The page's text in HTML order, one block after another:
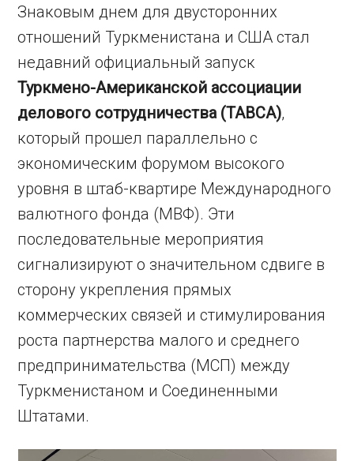
Знаковым днем для двусторонних
отношений Туркменистана и США стал
недавний официальный запуск
Туркмено-Американской ассоциации
делового сотрудничества (TABCA),
который прошел параллельно с
экономическим форумом высокого
уровня в штаб-квартире Международного
валютного фонда (МВФ). Эти
последовательные мероприятия
сигнализируют о значительном сдвиге в
сторону укрепления прямых
коммерческих связей и стимулирования
роста партнерства малого и среднего
предпринимательства (МСП) между
Туркменистаном и Соединенными
Штатами.